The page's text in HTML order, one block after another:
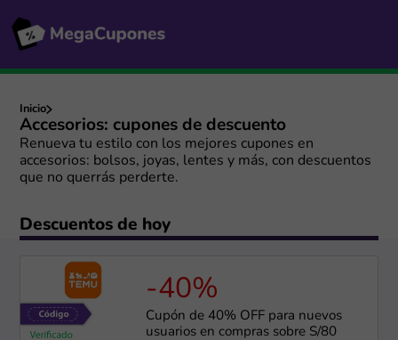
Inicio
Accesorios: cupones de descuento
Renueva tu estilo con los mejores cupones en
accesorios: bolsos, joyas, lentes y más, con descuentos
que no querrás perderte.
Descuentos de hoy
-40%
Cupón de 40% OFF para nuevos
usuarios en compras sobre S/80